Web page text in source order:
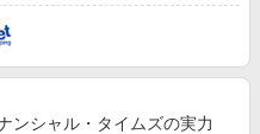
ンシャル・タイムズの実力